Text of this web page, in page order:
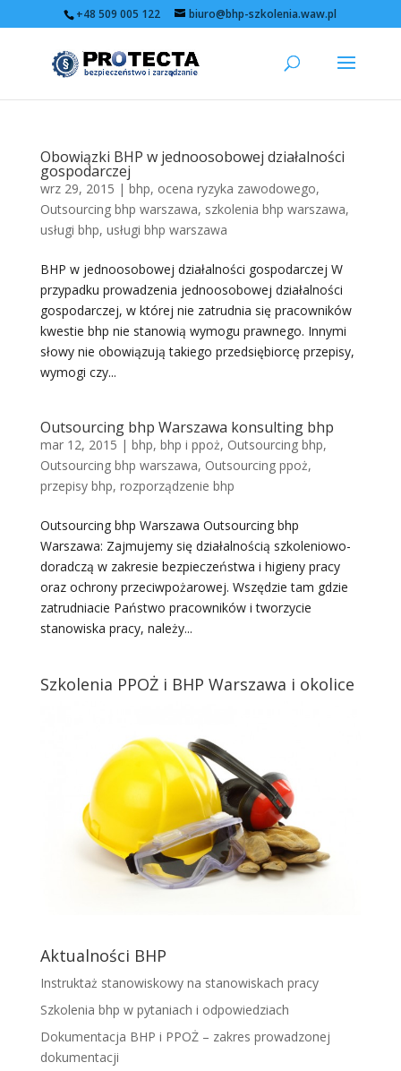
+48 509 005 122 biuro@bhp-szkolenia.waw.pl
Obowiązki BHP w jednoosobowej działalności
gospodarczej
wrz 29, 2015 | bhp, ocena ryzyka zawodowego,
Outsourcing bhp warszawa, szkolenia bhp warszawa,
usługi bhp, usługi bhp warszawa
BHP w jednoosobowej działalności gospodarczej W
przypadku prowadzenia jednoosobowej działalności
gospodarczej, w której nie zatrudnia się pracowników
kwestie bhp nie stanowią wymogu prawnego. Innymi
słowy nie obowiązują takiego przedsiębiorcę przepisy,
wymogi czy...
Outsourcing bhp Warszawa konsulting bhp
mar 12, 2015 | bhp, bhp i ppoż, Outsourcing bhp,
Outsourcing bhp warszawa, Outsourcing ppoż,
przepisy bhp, rozporządzenie bhp
Outsourcing bhp Warszawa Outsourcing bhp
Warszawa: Zajmujemy się działalnością szkoleniowo-
doradczą w zakresie bezpieczeństwa i higieny pracy
oraz ochrony przeciwpożarowej. Wszędzie tam gdzie
zatrudniacie Państwo pracowników i tworzycie
stanowiska pracy, należy...
Szkolenia PPOŻ i BHP Warszawa i okolice
Aktualności BHP
Instruktaż stanowiskowy na stanowiskach pracy
Szkolenia bhp w pytaniach i odpowiedziach
Dokumentacja BHP i PPOŻ – zakres prowadzonej
dokumentacji